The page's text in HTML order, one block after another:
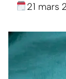
21 mars